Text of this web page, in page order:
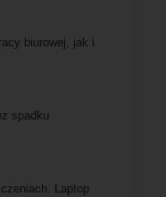
biurowej, jak i
spadku
Laptop